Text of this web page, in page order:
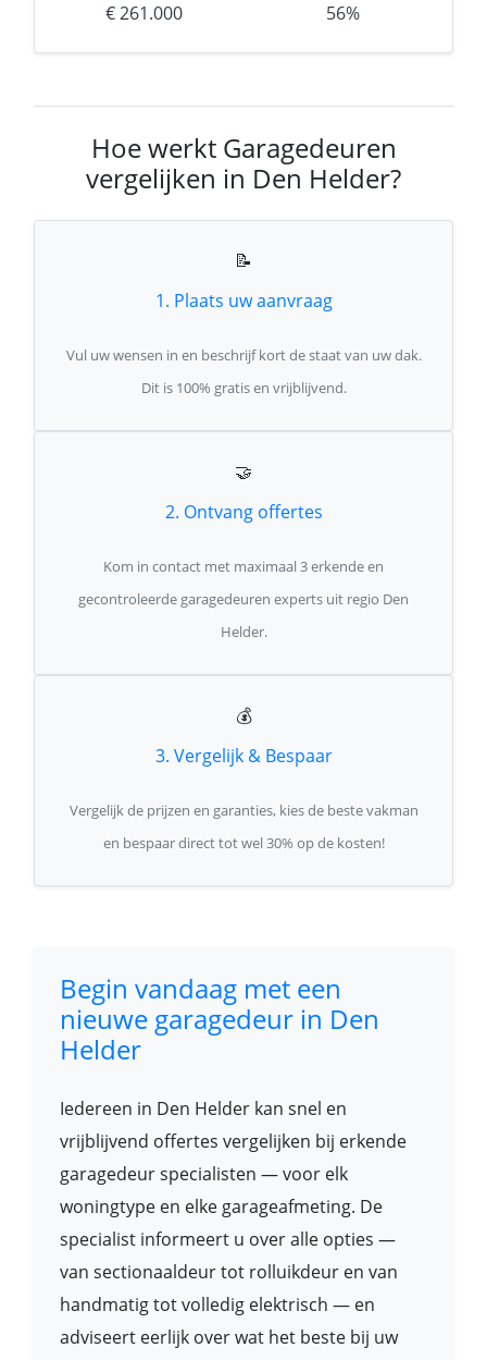
€ 261.000 56%
Hoe werkt Garagedeuren
vergelijken in Den Helder?
📝
1. Plaats uw aanvraag
Vul uw wensen in en beschrijf kort de staat van uw dak.
Dit is 100% gratis en vrijblijvend.
🤝
2. Ontvang offertes
Kom in contact met maximaal 3 erkende en
gecontroleerde garagedeuren experts uit regio Den
Helder.
💰
3. Vergelijk & Bespaar
Vergelijk de prijzen en garanties, kies de beste vakman
en bespaar direct tot wel 30% op de kosten!
Begin vandaag met een
nieuwe garagedeur in Den
Helder
Iedereen in Den Helder kan snel en
vrijblijvend offertes vergelijken bij erkende
garagedeur specialisten — voor elk
woningtype en elke garageafmeting. De
specialist informeert u over alle opties —
van sectionaaldeur tot rolluikdeur en van
handmatig tot volledig elektrisch — en
adviseert eerlijk over wat het beste bij uw